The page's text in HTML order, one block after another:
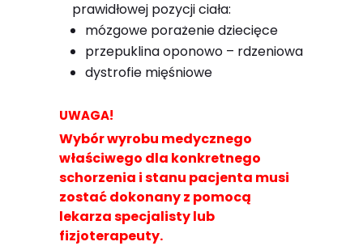
prawidłowej pozycji ciała:
mózgowe porażenie dziecięce
przepuklina oponowo – rdzeniowa
dystrofie mięśniowe
UWAGA!
Wybór wyrobu medycznego
właściwego dla konkretnego
schorzenia i stanu pacjenta musi
zostać dokonany z pomocą
lekarza specjalisty lub
fizjoterapeuty.